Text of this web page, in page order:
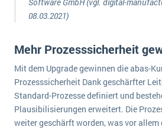
SAP übernimmt Reltio für
Die „SaaSpocalypse“: Was ist das und was bedeutet es für die
SAP investiert mit zwei strategischen
ERP-Trends in der Produktion
08.03.2021)
Mehr Prozesssicherheit
Mit dem Upgrade gewinnen die abas-
Prozesssicherheit Dank geschärfter
Standard-Prozesse definiert und
Plausibilisierungen erweitert. Die
weiter geschärft worden, was vor